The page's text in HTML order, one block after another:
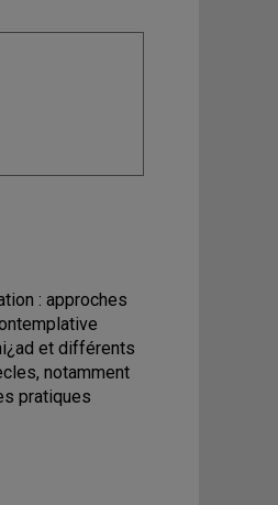
: approches
et différents
notamment
pratiques